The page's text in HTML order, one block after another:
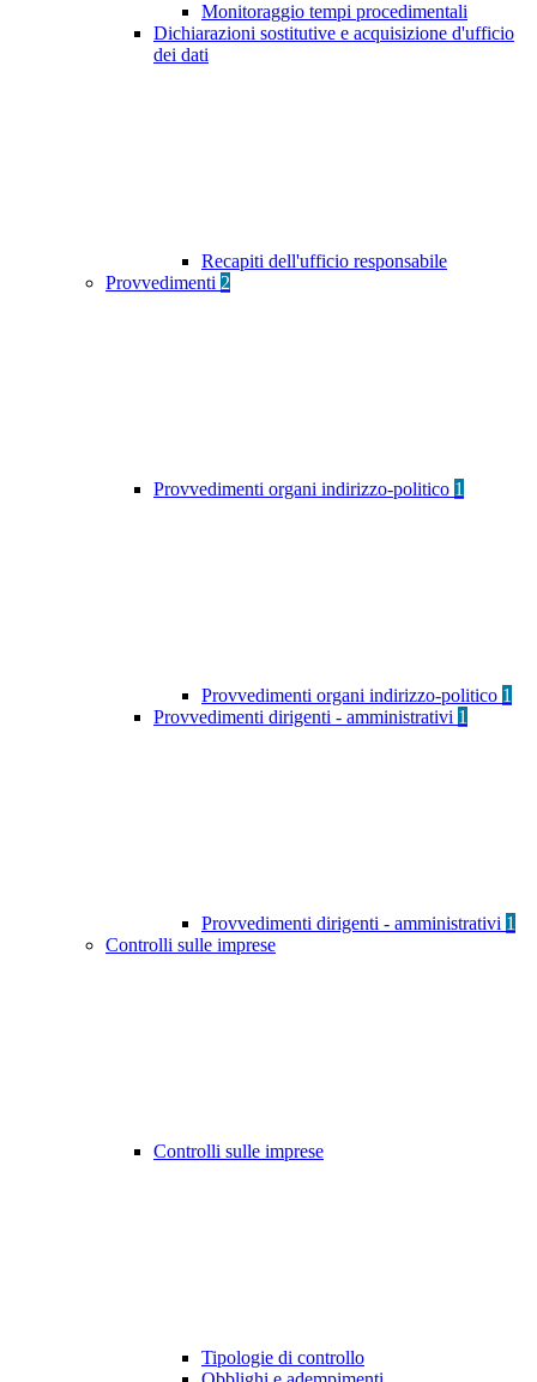
Monitoraggio tempi procedimentali
Dichiarazioni sostitutive e acquisizione d'ufficio
dei dati
Recapiti dell'ufficio responsabile
Provvedimenti 2
Provvedimenti organi indirizzo-politico 1
Provvedimenti organi indirizzo-politico 1
Provvedimenti dirigenti - amministrativi 1
Provvedimenti dirigenti - amministrativi 1
Controlli sulle imprese
Controlli sulle imprese
Tipologie di controllo